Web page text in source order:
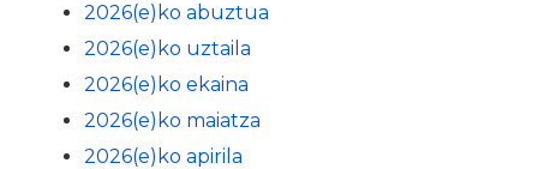
2026(e)ko abuztua
2026(e)ko uztaila
2026(e)ko ekaina
2026(e)ko maiatza
2026(e)ko apirila